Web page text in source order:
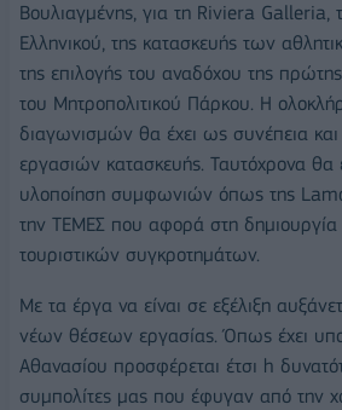
Βουλιαγμένης, για τη Riviera Galleria,
Ελληνικού, της κατασκευής των
της επιλογής του αναδόχου της
του Μητροπολιτικού Πάρκου. Η
διαγωνισμών θα έχει ως συνέπεια
εργασιών κατασκευής. Ταυτόχρονα θα
υλοποίηση συμφωνιών όπως της
την ΤΕΜΕΣ που αφορά στη
τουριστικών συγκροτημάτων.
Με τα έργα να είναι σε εξέλιξη
νέων θέσεων εργασίας. Όπως έχει
Αθανασίου προσφέρεται έτσι h
συμπολίτες μας που έφυγαν από την